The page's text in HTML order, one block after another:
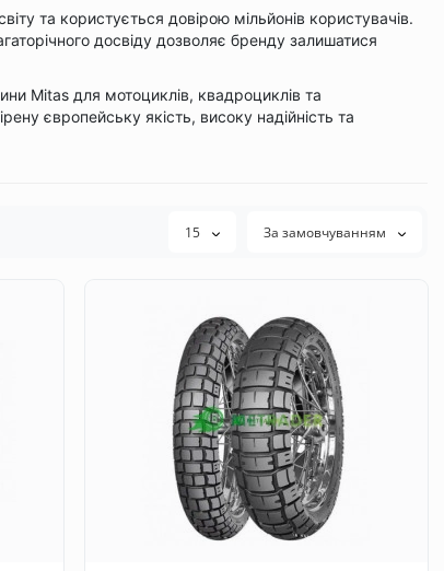
та користується довірою мільйонів користувачів.
досвіду дозволяє бренду залишатися
Mitas для мотоциклів, квадроциклів та
європейську якість, високу надійність та
15 За замовчуванням